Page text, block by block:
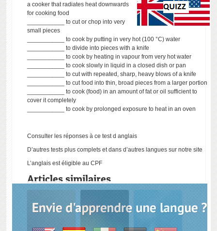
a cooker that radiates heat downwards
for cooking food
___________ to cut or chop into very
small pieces
___________ to cook by putting in very hot (100 °C) water
___________ to divide into pieces with a knife
___________ to cook by heating in vapour from very hot water
___________ to cook slowly in liquid in a closed dish or pan
___________ to cut with repeated, sharp, heavy blows of a knife
___________ to cut food into thin, broad pieces from a larger portion
___________ to cook (food) in an amount of fat or oil sufficient to
cover it completely
___________ to cook by prolonged exposure to heat in an oven
Consulter les réponses à ce test d anglais
D’autres tests plus complets et dans d’autres langues sur notre site
L’anglais est éligible au CPF
Articles similaires